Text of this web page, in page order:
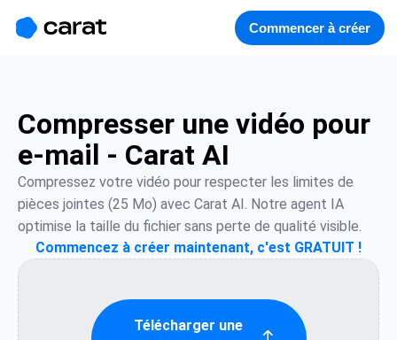
소개
Commencer à créer
Compresser une vidéo pour
e-mail - Carat AI
Compressez votre vidéo pour respecter les limites de
pièces jointes (25 Mo) avec Carat AI. Notre agent IA
optimise la taille du fichier sans perte de qualité visible.
Commencez à créer maintenant, c'est GRATUIT !
Télécharger une